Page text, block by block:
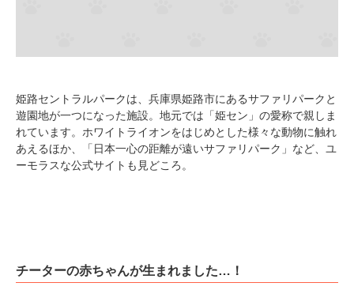
姫路セントラルパークは、兵庫県姫路市にあるサファリパークと
遊園地が一つになった施設。地元では「姫セン」の愛称で親しま
れています。ホワイトライオンをはじめとした様々な動物に触れ
あえるほか、「日本一心の距離が遠いサファリパーク」など、ユ
ーモラスな公式サイトも見どころ。
チーターの赤ちゃんが生まれました…！